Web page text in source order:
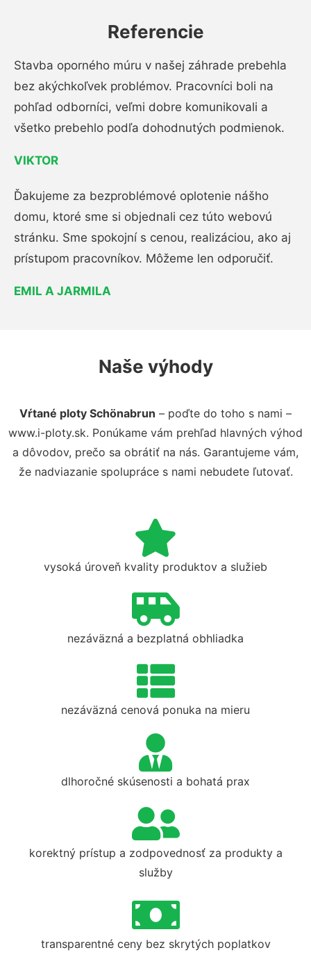
Referencie
Stavba oporného múru v našej záhrade prebehla
bez akýchkoľvek problémov. Pracovníci boli na
pohľad odborníci, veľmi dobre komunikovali a
všetko prebehlo podľa dohodnutých podmienok.
VIKTOR
Ďakujeme za bezproblémové oplotenie nášho
domu, ktoré sme si objednali cez túto webovú
stránku. Sme spokojní s cenou, realizáciou, ako aj
prístupom pracovníkov. Môžeme len odporučiť.
EMIL A JARMILA
Naše výhody
Vŕtané ploty Schönabrun – poďte do toho s nami –
www.i-ploty.sk. Ponúkame vám prehľad hlavných výhod
a dôvodov, prečo sa obrátiť na nás. Garantujeme vám,
že nadviazanie spolupráce s nami nebudete ľutovať.
vysoká úroveň kvality produktov a služieb
nezáväzná a bezplatná obhliadka
nezáväzná cenová ponuka na mieru
dlhoročné skúsenosti a bohatá prax
korektný prístup a zodpovednosť za produkty a
služby
transparentné ceny bez skrytých poplatkov